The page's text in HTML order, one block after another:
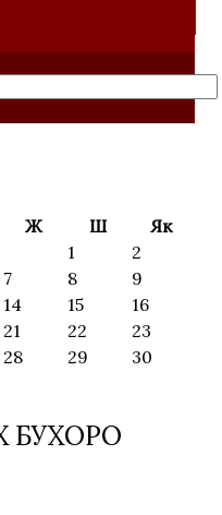
Ж Ш
Як
1
2
7 8
9
14 15
16
21 22
23
28 29
30
БУХОРО